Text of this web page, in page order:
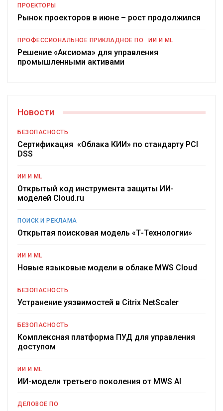
ПРОЕКТОРЫ
Рынок проекторов в июне – рост продолжился
ПРОФЕССИОНАЛЬНОЕ ПРИКЛАДНОЕ ПО ИИ И ML
Решение «Аксиома» для управления
промышленными активами
Новости
БЕЗОПАСНОСТЬ
Сертификация «Облака КИИ» по стандарту PCI
DSS
ИИ И ML
Открытый код инструмента защиты ИИ-
моделей Cloud.ru
ПОИСК И РЕКЛАМА
Открытая поисковая модель «Т-Технологии»
ИИ И ML
Новые языковые модели в облаке MWS Cloud
БЕЗОПАСНОСТЬ
Устранение уязвимостей в Citrix NetScaler
БЕЗОПАСНОСТЬ
Комплексная платформа ПУД для управления
доступом
ИИ И ML
ИИ-модели третьего поколения от MWS AI
ДЕЛОВОЕ ПО